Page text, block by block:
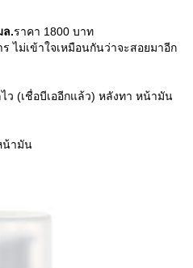
ล.ราคา 1800 บาท
ไม่เข้าใจเหมือนกันว่าจะสอยมาอีก
ว (เชื่อบีเออีกแล้ว) หลังทา หน้ามัน
น้ามัน